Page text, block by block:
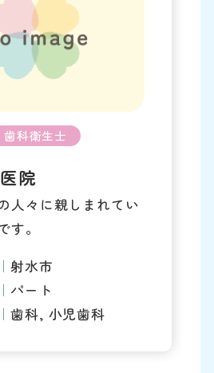
歯科衛生士
院
人々に親しまれてい
す。
射水市
パート
歯科, 小児歯科